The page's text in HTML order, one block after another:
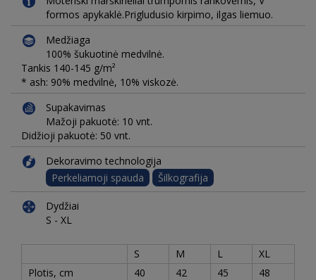
formos apykaklė.Prigludusio kirpimo, ilgas liemuo.
Medžiaga
100% šukuotinė medvilnė.
Tankis 140-145 g/m²
* ash: 90% medvilnė, 10% viskozė.
Supakavimas
Mažoji pakuotė: 10 vnt.
Didžioji pakuotė: 50 vnt.
Dekoravimo technologija
Perkeliamoji spauda
Šilkografija
Dydžiai
S - XL
S M L
XL
Plotis, cm
40 42 45
48